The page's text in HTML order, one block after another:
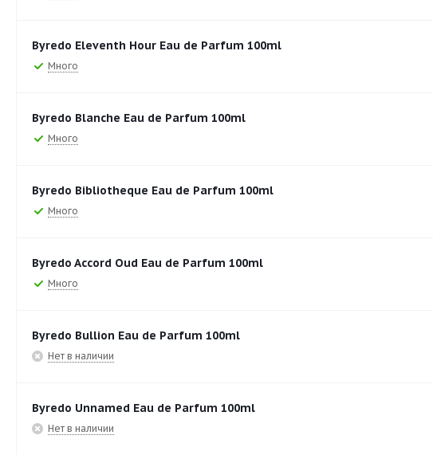
Byredo Eleventh Hour Eau de Parfum 100ml
Много
Byredo Blanche Eau de Parfum 100ml
Много
Byredo Bibliotheque Eau de Parfum 100ml
Много
Byredo Accord Oud Eau de Parfum 100ml
Много
Byredo Bullion Eau de Parfum 100ml
Нет в наличии
Byredo Unnamed Eau de Parfum 100ml
Нет в наличии